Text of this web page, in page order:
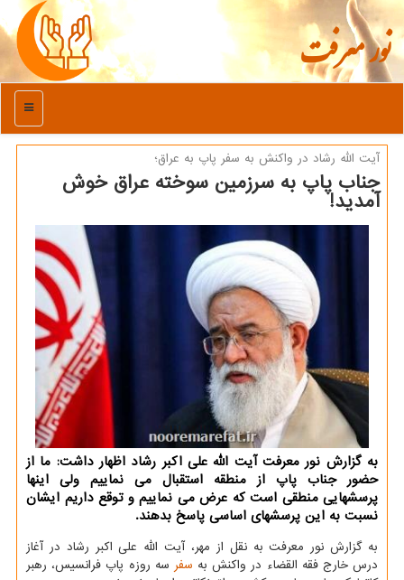
نور معرفت
منو
آیت الله رشاد در واكنش به سفر پاپ به عراق؛
جناب پاپ به سرزمین سوخته عراق خوش
آمدید!
به گزارش نور معرفت آیت الله علی اکبر رشاد اظهار داشت: ما از
حضور جناب پاپ از منطقه استقبال می نماییم ولی اینها
پرسشهایی منطقی است که عرض می نماییم و توقع داریم ایشان
نسبت به این پرسشهای اساسی پاسخ بدهند.
به گزارش نور معرفت به نقل از مهر، آیت الله علی اکبر رشاد در آغاز
درس خارج فقه القضاء در واکنش به سفر سه روزه پاپ فرانسیس، رهبر